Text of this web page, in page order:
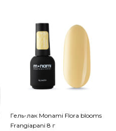
Гель-лак Monami Flora blooms
Frangiapani 8 г